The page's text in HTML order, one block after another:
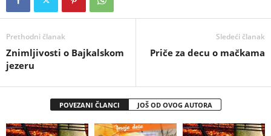
Prethodni članak
Znimljivosti o Bajkalskom
jezeru
Sledeći članak
Priče za decu o mačkama
POVEZANI ČLANCI JOŠ OD OVOG AUTORA